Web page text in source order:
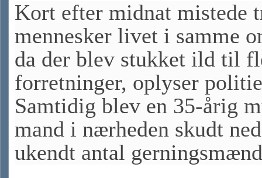
Kort efter midnat mistede
mennesker livet i samme
da der blev stukket ild til
forretninger, oplyser
Samtidig blev en 35-årig
mand i nærheden skudt
ukendt antal